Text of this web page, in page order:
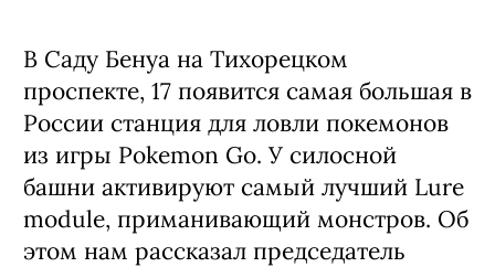
В Саду Бенуа на Тихорецком
проспекте, 17 появится самая большая в
России станция для ловли покемонов
из игры Pokemon Go. У силосной
башни активируют самый лучший Lure
module, приманивающий монстров. Об
этом нам рассказал председатель